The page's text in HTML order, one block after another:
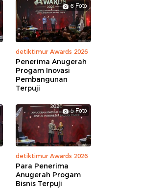
6 Foto
detiktimur Awards 2026
Penerima Anugerah
Progam Inovasi
Pembangunan
Terpuji
5 Foto
detiktimur Awards 2026
Para Penerima
Anugerah Progam
Bisnis Terpuji